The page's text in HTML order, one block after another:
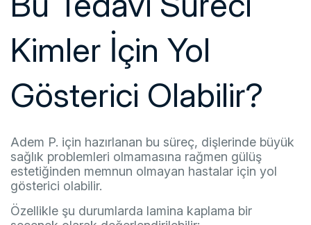
Kimler İçin Yol
Gösterici Olabilir?
Adem P. için hazırlanan bu süreç, dişlerinde büyük
sağlık problemleri olmamasına rağmen gülüş
estetiğinden memnun olmayan hastalar için yol
gösterici olabilir.
Özellikle şu durumlarda lamina kaplama bir